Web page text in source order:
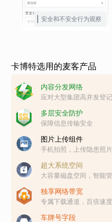
安全和不安全行为观察
卡博特选用的麦客产品
内容分发网络
应对大型集团高并发登
多层安全防护
保障信息传输安全
图片上传组件
手机拍照，上传隐患照片
超大系统空间
大容量磁盘空间，智能
独享网络带宽
专属下载通道，百倍速
车牌号字段